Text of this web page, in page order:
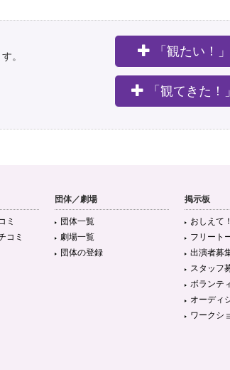
。
「観たい！
「観てきた
ミ
コミ
団体／劇場
団体一覧
劇場一覧
団体の登録
掲示板
おしえて
フリート
出演者募
スタッフ
ボランテ
オーディ
ワークシ